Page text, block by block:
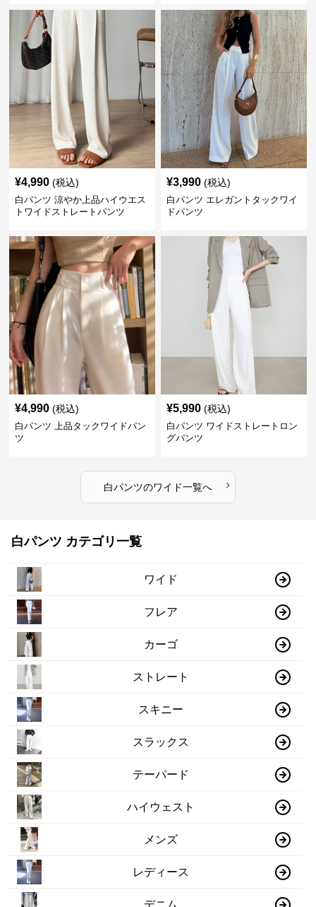
¥4,990 (税込)
白パンツ 涼やか上品ハイウエス
トワイドストレートパンツ
¥3,990 (税込)
白パンツ エレガントタックワイ
ドパンツ
¥4,990 (税込)
白パンツ 上品タックワイドパン
ツ
¥5,990 (税込)
白パンツ ワイドストレートロン
グパンツ
白パンツのワイド一覧へ ›
白パンツ カテゴリ一覧
ワイド
フレア
カーゴ
ストレート
スキニー
スラックス
テーパード
ハイウェスト
メンズ
レディース
デニム